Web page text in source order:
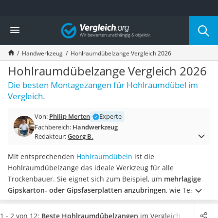
Die beliebtesten Vergleiche nach Kategorie
Baumarkt
Tresor feuerfest
Makita-Akku-Rasenmäher
Kappsäge
Smartes Türschloss
Akku-Rasentrimmer
Feuchtigkeitsmessgerät
Split-Klimaanlage 2 Innengeräte
Pelletofen
Bohrmaschine
Fliesenschneider
Hochdruckreiniger
Doppelschleifer
Überwachungskamera
Benzinrasenmäher mit Elektrostart
Akku-Laubsauger
Vergleich
Handwerkzeug Hohlraumdübelzange Vergleich 2026
Hohlraumdübelzange Vergleich 2026
Die besten Montagezangen für Hohlraumdübel im
Vergleich.
Von: Philip Merten
Experte
Fachbereich: Handwerkzeug
Redakteur:Georg B.
Mit entsprechenden Hohlraumdübeln ist die
Hohlraumdübelzange das ideale Werkzeug für alle
Trockenbauer. Sie eignet sich zum Beispiel, um mehrlagige
Gipskarton- oder Gipsfaserplatten anzubringen, wie Tests im
Internet zeigen. Auch für Heimwerker ist die Zange bei
mancher Renovierungsarbeit nützlich. Wählen Sie aus
1 - 2 von 12: Beste Hohlraumdübelzangen im Vergleich